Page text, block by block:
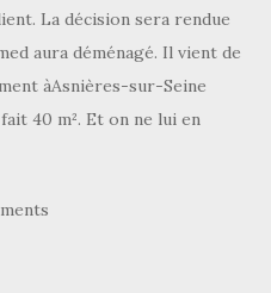
La décision sera rendue
aura déménagé. Il vient de
àAsnières-sur-Seine
40 m². Et on ne lui en